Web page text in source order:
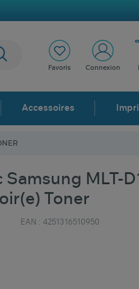
Favoris Connexion
Accessoires
MLT-
Toner
EAN : 4251316510950